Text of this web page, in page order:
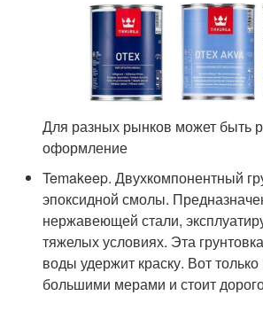
Для разных рынков может быть
оформление
Temakeep. Двухкомпонентный
эпоксидной смолы.
нержавеющей стали,
тяжелых условиях. Эта
воды удержит краску. Вот только
большими мерами и стоит